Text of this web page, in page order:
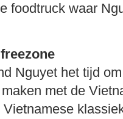
foodtruck waar
Nguyet het tijd
met de